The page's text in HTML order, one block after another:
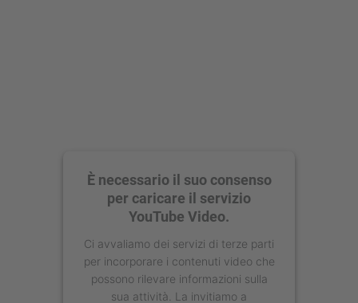
È necessario il suo consenso
per caricare il servizio
YouTube Video.
Ci avvaliamo dei servizi di terze parti
per incorporare i contenuti video che
possono rilevare informazioni sulla
sua attività. La invitiamo a